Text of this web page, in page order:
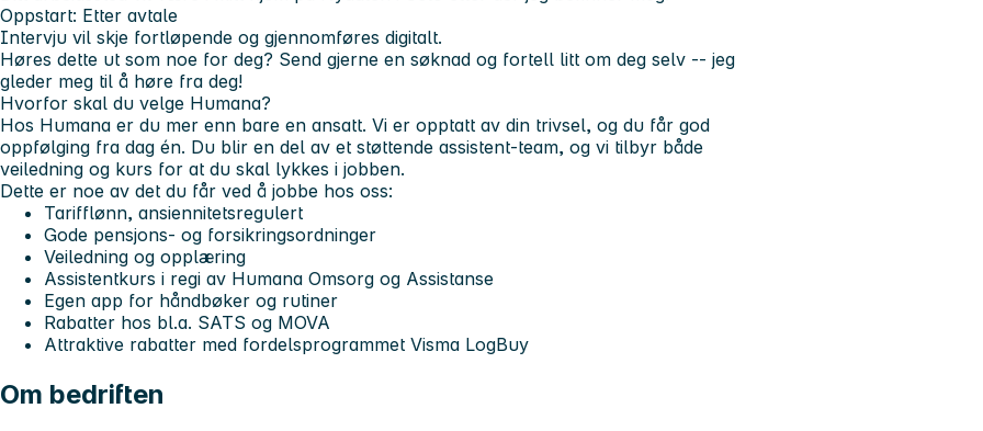
Oppstart: Etter avtale
Intervju vil skje fortløpende og gjennomføres digitalt.
Høres dette ut som noe for deg? Send gjerne en søknad og fortell litt om deg selv -- jeg
gleder meg til å høre fra deg!
Hvorfor skal du velge Humana?
Hos Humana er du mer enn bare en ansatt. Vi er opptatt av din trivsel, og du får god
oppfølging fra dag én. Du blir en del av et støttende assistent-team, og vi tilbyr både
veiledning og kurs for at du skal lykkes i jobben.
Dette er noe av det du får ved å jobbe hos oss:
Tarifflønn, ansiennitetsregulert
Gode pensjons- og forsikringsordninger
Veiledning og opplæring
Assistentkurs i regi av Humana Omsorg og Assistanse
Egen app for håndbøker og rutiner
Rabatter hos bl.a. SATS og MOVA
Attraktive rabatter med fordelsprogrammet Visma LogBuy
Om bedriften